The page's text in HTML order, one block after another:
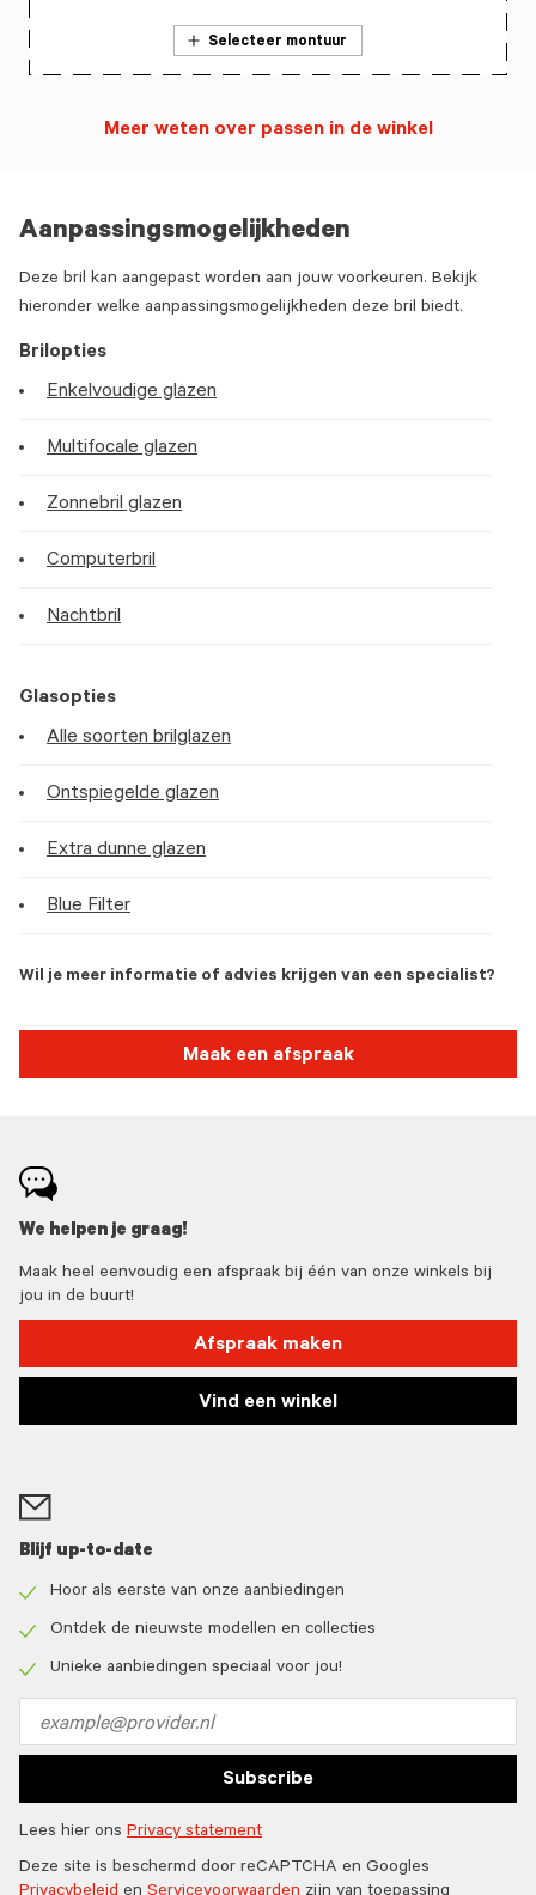
Aanpassingsmogelijkheden
Deze bril kan aangepast worden aan jouw voorkeuren. Bekijk
hieronder welke aanpassingsmogelijkheden deze bril biedt.
Brilopties
Enkelvoudige glazen
Multifocale glazen
Zonnebril glazen
Computerbril
Nachtbril
Glasopties
Alle soorten brilglazen
Ontspiegelde glazen
Extra dunne glazen
Blue Filter
Wil je meer informatie of advies krijgen van een specialist?
Maak een afspraak
Selecteer montuur
Meer weten over passen in de winkel
We helpen je graag!
Maak heel eenvoudig een afspraak bij één van onze winkels bij
jou in de buurt!
Afspraak maken
Vind een winkel
Blijf up-to-date
icon
Hoor als eerste van onze aanbiedingen
icon
Ontdek de nieuwste modellen en collecties
Unieke aanbiedingen speciaal voor jou!
address
Subscribe
Lees hier ons Privacy statement
Deze site is beschermd door reCAPTCHA en Googles